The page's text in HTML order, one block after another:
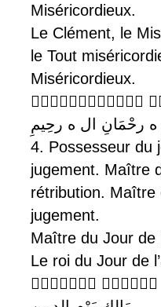
Miséricordieux.
Le Clément, le
le Tout
Miséricordieux.

ه رحْمَانِ ال ه رحِيمِ
4. Possesseur du
jugement. Maître
rétribution. Maître
jugement.
Maître du Jour de
Le roi du Jour de
